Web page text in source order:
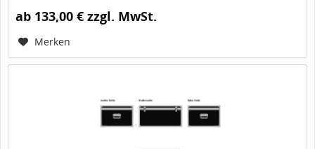
ab 133,00 € zzgl. MwSt.
Merken